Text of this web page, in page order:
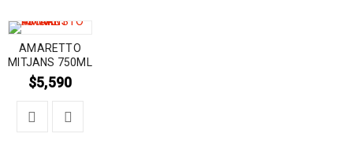
AMARETTO
MITJANS 750ML
$5,590